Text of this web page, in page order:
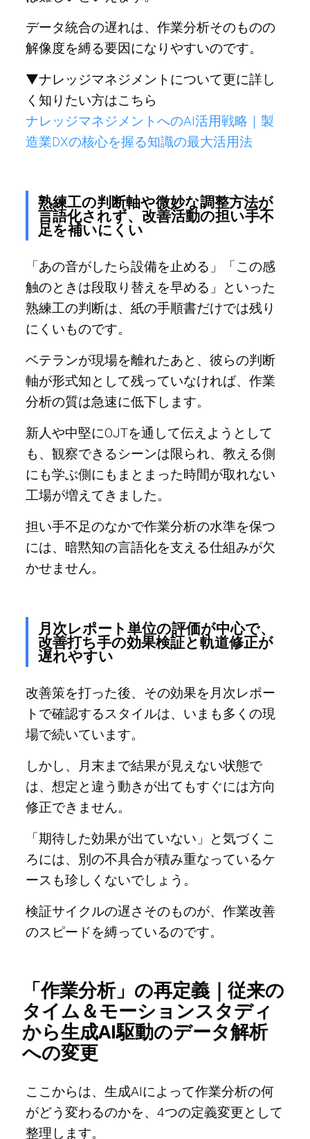
データ統合の遅れは、作業分析そのものの
解像度を縛る要因になりやすいのです。
▼ナレッジマネジメントについて更に詳し
く知りたい方はこちら
ナレッジマネジメントへのAI活用戦略｜製
造業DXの核心を握る知識の最大活用法
熟練工の判断軸や微妙な調整方法が
言語化されず、改善活動の担い手不
足を補いにくい
「あの音がしたら設備を止める」「この感
触のときは段取り替えを早める」といった
熟練工の判断は、紙の手順書だけでは残り
にくいものです。
ベテランが現場を離れたあと、彼らの判断
軸が形式知として残っていなければ、作業
分析の質は急速に低下します。
新人や中堅にOJTを通して伝えようとして
も、観察できるシーンは限られ、教える側
にも学ぶ側にもまとまった時間が取れない
工場が増えてきました。
担い手不足のなかで作業分析の水準を保つ
には、暗黙知の言語化を支える仕組みが欠
かせません。
月次レポート単位の評価が中心で、
改善打ち手の効果検証と軌道修正が
遅れやすい
改善策を打った後、その効果を月次レポー
トで確認するスタイルは、いまも多くの現
場で続いています。
しかし、月末まで結果が見えない状態で
は、想定と違う動きが出てもすぐには方向
修正できません。
「期待した効果が出ていない」と気づくこ
ろには、別の不具合が積み重なっているケ
ースも珍しくないでしょう。
検証サイクルの遅さそのものが、作業改善
のスピードを縛っているのです。
「作業分析」の再定義｜従来の
タイム＆モーションスタディ
から生成AI駆動のデータ解析
への変更
ここからは、生成AIによって作業分析の何
がどう変わるのかを、4つの定義変更として
整理します。